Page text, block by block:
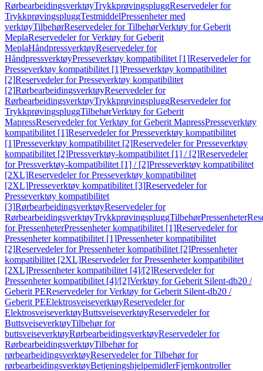
RørbearbeidingsverktøyTrykkprøvingspluggReservedeler for
TrykkprøvingspluggTestmiddelPressenheter med
verktøyTilbehørReservedeler for TilbehørVerktøy for Geberit
MeplaReservedeler for Verktøy for Geberit
MeplaHåndpressverktøyReservedeler for
HåndpressverktøyPresseverktøy kompatibilitet [1]Reservedeler for
Presseverktøy kompatibilitet [1]Presseverktøy kompatibilitet
[2]Reservedeler for Presseverktøy kompatibilitet
[2]RørbearbeidingsverktøyReservedeler for
RørbearbeidingsverktøyTrykkprøvingspluggReservedeler for
TrykkprøvingspluggTilbehørVerktøy for Geberit
MapressReservedeler for Verktøy for Geberit MapressPresseverktøy
kompatibilitet [1]Reservedeler for Presseverktøy kompatibilitet
[1]Presseverktøy kompatibilitet [2]Reservedeler for Presseverktøy
kompatibilitet [2]Pressverktøy-kompatibilitet [1] / [2]Reservedeler
for Pressverktøy-kompatibilitet [1] / [2]Presseverktøy kompatibilitet
[2XL]Reservedeler for Presseverktøy kompatibilitet
[2XL]Presseverktøy kompatibilitet [3]Reservedeler for
Presseverktøy kompatibilitet
[3]RørbearbeidingsverktøyReservedeler for
RørbearbeidingsverktøyTrykkprøvingspluggTilbehørPressenheter
for PressenheterPressenheter kompatibilitet [1]Reservedeler for
Pressenheter kompatibilitet [1]Pressenheter kompatibilitet
[2]Reservedeler for Pressenheter kompatibilitet [2]Pressenheter
kompatibilitet [2XL]Reservedeler for Pressenheter kompatibilitet
[2XL]Pressenheter kompatibilitet [4]/[2]Reservedeler for
Pressenheter kompatibilitet [4]/[2]Verktøy for Geberit Silent-db20 /
Geberit PEReservedeler for Verktøy for Geberit Silent-db20 /
Geberit PEElektrosveiseverktøyReservedeler for
ElektrosveiseverktøyButtsveiseverktøyReservedeler for
ButtsveiseverktøyTilbehør for
buttsveiseverktøyRørbearbeidingsverktøyReservedeler for
RørbearbeidingsverktøyTilbehør for
rørbearbeidingsverktøyReservedeler for Tilbehør for
rørbearbeidingsverktøyBetjeningshjelpemidlerFjernkontroller